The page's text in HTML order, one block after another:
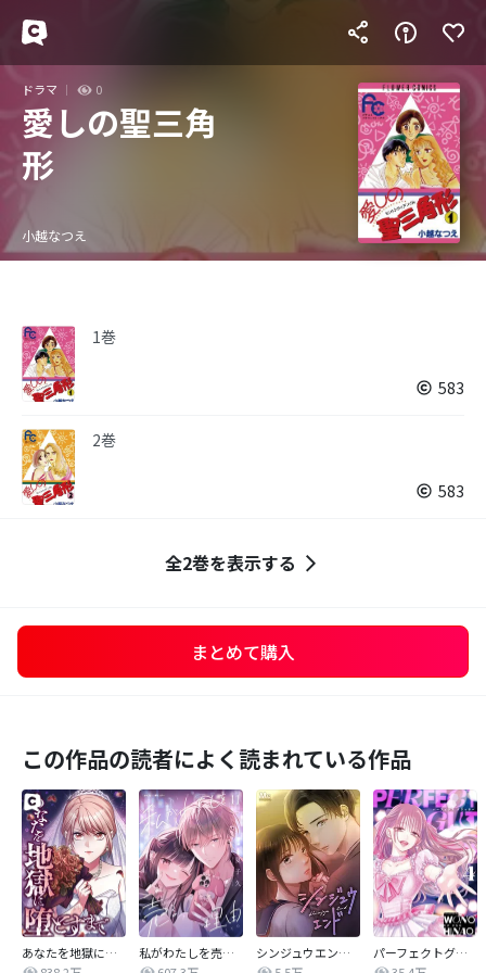
ドラマ 0
愛しの聖三角
形
小越なつえ
1巻
583
2巻
583
全2巻を表示する
まとめて購入
この作品の読者によく読まれている作品
あなたを地獄に堕とすまで
私がわたしを売る理由
シンジュウエンド【タテヨミ】
パーフェクトグリッター